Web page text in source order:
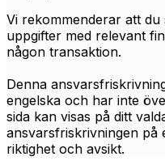
Vi rekommenderar att
uppgifter med relevant
någon transaktion.
Denna
engelska och har inte
sida kan visas på ditt
ansvarsfriskrivningen på
riktighet och avsikt.